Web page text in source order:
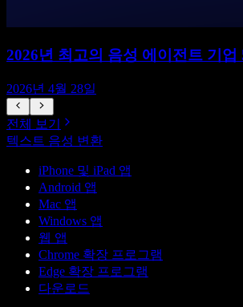
2026년 최고의 음성 에이전트 기업
2026년 4월 28일
전체 보기
텍스트 음성 변환
iPhone 및 iPad 앱
Android 앱
Mac 앱
Windows 앱
웹 앱
Chrome 확장 프로그램
Edge 확장 프로그램
다운로드